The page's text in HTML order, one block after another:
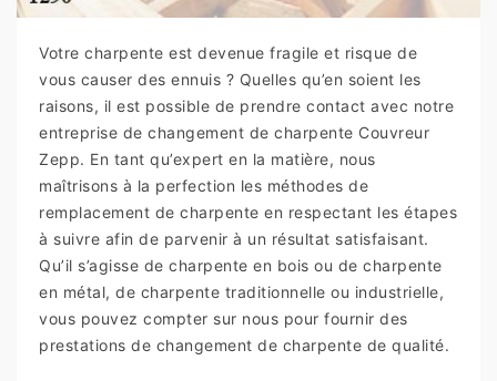
Votre charpente est devenue fragile et risque de
vous causer des ennuis ? Quelles qu’en soient les
raisons, il est possible de prendre contact avec notre
entreprise de changement de charpente Couvreur
Zepp. En tant qu’expert en la matière, nous
maîtrisons à la perfection les méthodes de
remplacement de charpente en respectant les étapes
à suivre afin de parvenir à un résultat satisfaisant.
Qu’il s’agisse de charpente en bois ou de charpente
en métal, de charpente traditionnelle ou industrielle,
vous pouvez compter sur nous pour fournir des
prestations de changement de charpente de qualité.